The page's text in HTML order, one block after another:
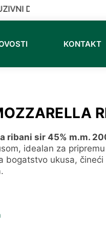
DISTRIBUTER
KONTAKT
ribani sir 45% m.m.
idealan za
bogatstvo ukusa,